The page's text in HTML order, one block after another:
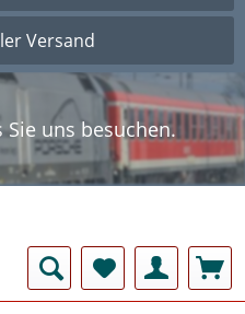
Versand
uns besuchen.
im Onlineshop
Eck Kloppe.
uns besuchen.
im Onlineshop
Eck Kloppe.